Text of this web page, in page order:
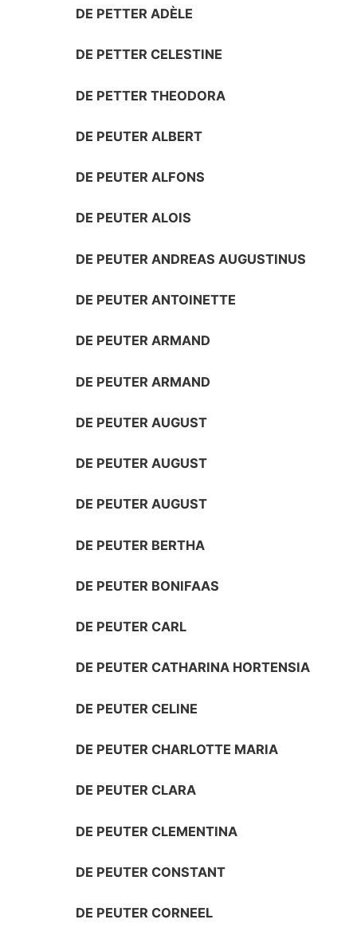
DE PETTER ADÈLE
DE PETTER CELESTINE
DE PETTER THEODORA
DE PEUTER ALBERT
DE PEUTER ALFONS
DE PEUTER ALOIS
DE PEUTER ANDREAS AUGUSTINUS
DE PEUTER ANTOINETTE
DE PEUTER ARMAND
DE PEUTER ARMAND
DE PEUTER AUGUST
DE PEUTER AUGUST
DE PEUTER AUGUST
DE PEUTER BERTHA
DE PEUTER BONIFAAS
DE PEUTER CARL
DE PEUTER CATHARINA HORTENSIA
DE PEUTER CELINE
DE PEUTER CHARLOTTE MARIA
DE PEUTER CLARA
DE PEUTER CLEMENTINA
DE PEUTER CONSTANT
DE PEUTER CORNEEL